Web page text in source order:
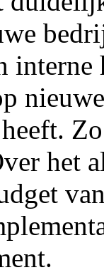
het